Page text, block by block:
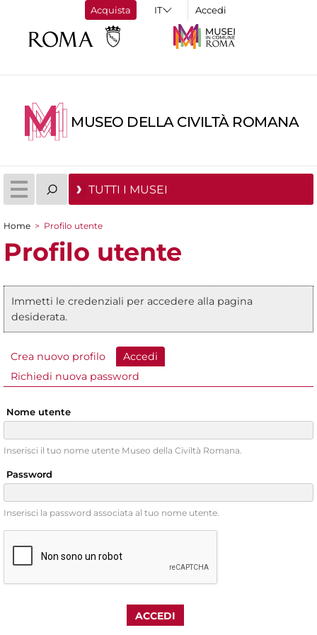
Acquista Accedi
MUSEO DELLA CIVILTÀ ROMANA
TUTTI I MUSEI
Tu sei qui
Home > Profilo utente
Profilo utente
Messaggio di stato
Immetti le credenziali per accedere alla pagina
desiderata.
Schede primarie
Crea nuovo profilo Accedi
Richiedi nuova password
Nome utente
Inserisci il tuo nome utente Museo della Civiltà Romana.
Password
Inserisci la password associata al tuo nome utente.